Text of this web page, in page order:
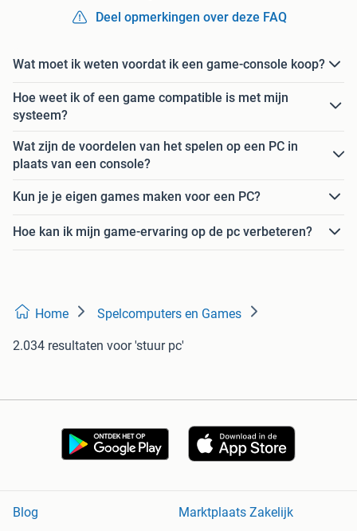
Deel opmerkingen over deze FAQ
Wat moet ik weten voordat ik een game-console koop?
Hoe weet ik of een game compatible is met mijn
systeem?
Wat zijn de voordelen van het spelen op een PC in
plaats van een console?
Kun je je eigen games maken voor een PC?
Hoe kan ik mijn game-ervaring op de pc verbeteren?
Home Spelcomputers en Games
2.034 resultaten voor 'stuur pc'
Blog
Marktplaats Zakelijk